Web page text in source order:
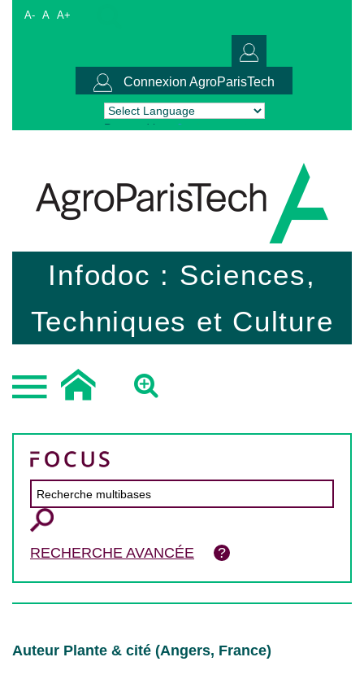
A- A A+
Connexion AgroParisTech
Powered by Translate
Infodoc : Sciences,
Techniques et Culture
RECHERCHE AVANCÉE
Auteur Plante & cité (Angers, France)